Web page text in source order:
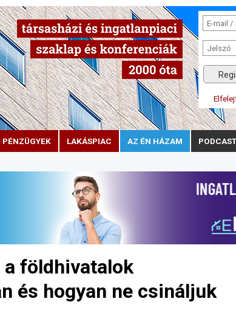
PÉNZÜGYEK LAKÁSPIAC AZ ÉN HÁZAM PODCAST
földhivatalok
és hogyan ne csináljuk